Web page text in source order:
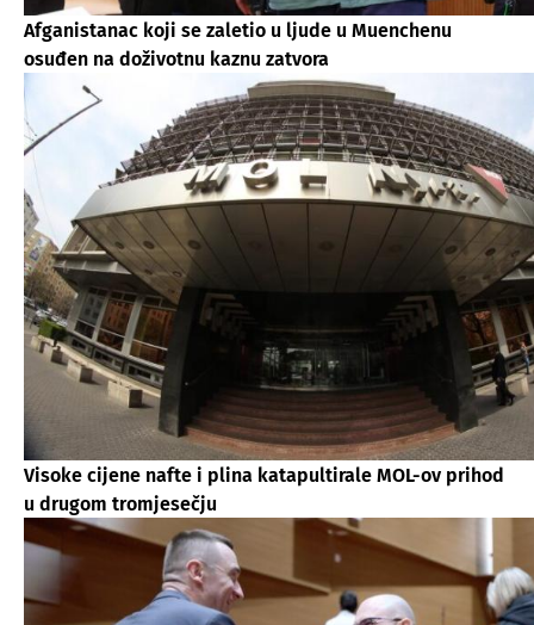
Afganistanac koji se zaletio u ljude u Muenchenu
osuđen na doživotnu kaznu zatvora
Visoke cijene nafte i plina katapultirale MOL-ov prihod
u drugom tromjesečju